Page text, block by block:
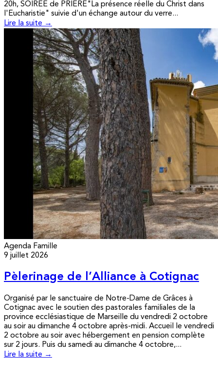
20h, SOIREE de PRIERE"La présence réelle du Christ dans
l'Eucharistie" suivie d'un échange autour du verre...
Lire la suite →
Agenda Famille
9 juillet 2026
Pèlerinage de l’Alliance à Cotignac
Organisé par le sanctuaire de Notre-Dame de Grâces à
Cotignac avec le soutien des pastorales familiales de la
province ecclésiastique de Marseille du vendredi 2 octobre
au soir au dimanche 4 octobre après-midi. Accueil le vendredi
2 octobre au soir avec hébergement en pension complète
sur 2 jours. Puis du samedi au dimanche 4 octobre,...
Lire la suite →